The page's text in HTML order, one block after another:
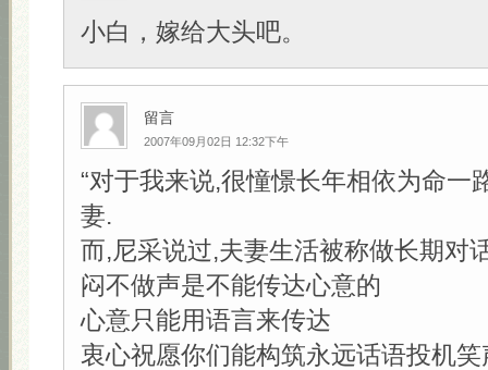
小白，嫁给大头吧。
留言
2007年09月02日 12:32下午
“对于我来说,很憧憬长年相依为命一
妻.
而,尼采说过,夫妻生活被称做长期对
闷不做声是不能传达心意的
心意只能用语言来传达
衷心祝愿你们能构筑永远话语投机